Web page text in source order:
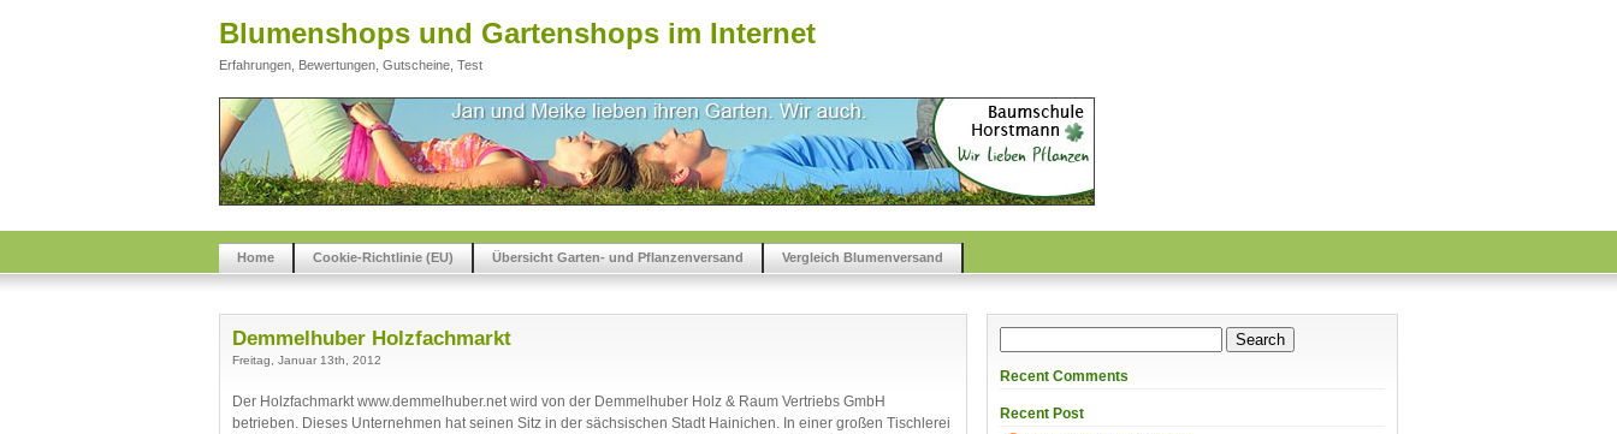
Blumenshops und Gartenshops im Internet
Erfahrungen, Bewertungen, Gutscheine, Test
Home Cookie-Richtlinie (EU) Übersicht Garten- und Pflanzenversand Vergleich Blumenversand
Demmelhuber Holzfachmarkt
Freitag, Januar 13th, 2012
Der Holzfachmarkt www.demmelhuber.net wird von der Demmelhuber Holz & Raum Vertriebs GmbH
betrieben. Dieses Unternehmen hat seinen Sitz in der sächsischen Stadt Hainichen. In einer großen Tischlerei
Recent Comments
Recent Post